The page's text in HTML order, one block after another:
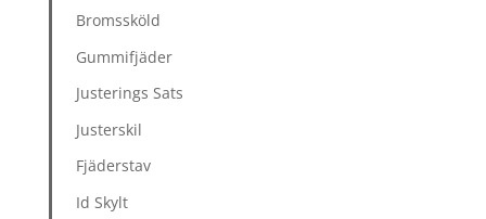
Bromssköld
Gummifjäder
Justerings Sats
Justerskil
Fjäderstav
Id Skylt